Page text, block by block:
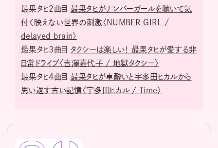
最果タヒ2曲目 最果タヒがナンバーガールを聴いて気
付く映えない世界の刺激〈NUMBER GIRL /
delayed brain〉
最果タヒ3曲目 タクシーは楽しい！ 最果タヒが愛する非
日常ドライブ〈吉澤嘉代子 / 地獄タクシー〉
最果タヒ4曲目 最果タヒが車酔いと宇多田ヒカルから
思い返す古い記憶〈宇多田ヒカル / Time〉